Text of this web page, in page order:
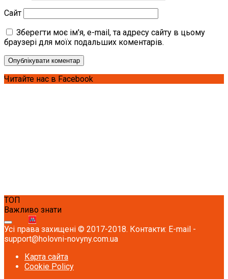
Сайт
Зберегти моє ім'я, e-mail, та адресу сайту в цьому
браузері для моїх подальших коментарів.
Читайте нас в Facebook
ТОП
Важливо знати
Усі права захищені © 2017-2018. Контакти: E-mail -
support@holovni-novyny.com.ua
Карта сайта
Cookie Policy